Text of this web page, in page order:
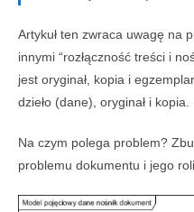
Artykuł ten zwraca uwagę na
innymi “rozłączność treści i
jest oryginał, kopia i
dzieło (dane), oryginał i kopia.
Na czym polega problem?
problemu dokumentu i jego